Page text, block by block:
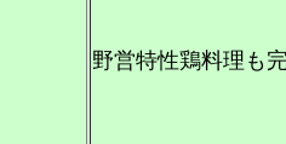
野営特性鶏料理も